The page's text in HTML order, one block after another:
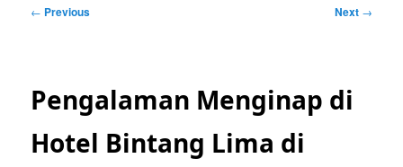
Post
← Previous Next →
Pengalaman Menginap di
Hotel Bintang Lima di